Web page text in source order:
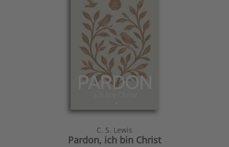
C. S. Lewis
Pardon, ich bin Christ